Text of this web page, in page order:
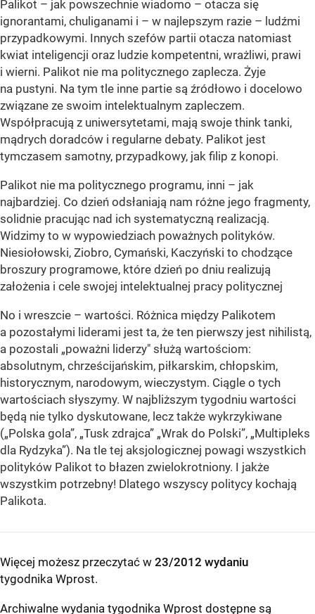
Palikot – jak powszechnie wiadomo – otacza się
ignorantami, chuliganami i – w najlepszym razie – ludźmi
przypadkowymi. Innych szefów partii otacza natomiast
kwiat inteligencji oraz ludzie kompetentni, wrażliwi, prawi
i wierni. Palikot nie ma politycznego zaplecza. Żyje
na pustyni. Na tym tle inne partie są źródłowo i docelowo
związane ze swoim intelektualnym zapleczem.
Współpracują z uniwersytetami, mają swoje think tanki,
mądrych doradców i regularne debaty. Palikot jest
tymczasem samotny, przypadkowy, jak filip z konopi.
Palikot nie ma politycznego programu, inni – jak
najbardziej. Co dzień odsłaniają nam różne jego fragmenty,
solidnie pracując nad ich systematyczną realizacją.
Widzimy to w wypowiedziach poważnych polityków.
Niesiołowski, Ziobro, Cymański, Kaczyński to chodzące
broszury programowe, które dzień po dniu realizują
założenia i cele swojej intelektualnej pracy politycznej
No i wreszcie – wartości. Różnica między Palikotem
a pozostałymi liderami jest ta, że ten pierwszy jest nihilistą,
a pozostali „poważni liderzy" służą wartościom:
absolutnym, chrześcijańskim, piłkarskim, chłopskim,
historycznym, narodowym, wieczystym. Ciągle o tych
wartościach słyszymy. W najbliższym tygodniu wartości
będą nie tylko dyskutowane, lecz także wykrzykiwane
(„Polska gola”, „Tusk zdrajca” „Wrak do Polski”, „Multipleks
dla Rydzyka”). Na tle tej aksjologicznej powagi wszystkich
polityków Palikot to błazen zwielokrotniony. I jakże
wszystkim potrzebny! Dlatego wszyscy politycy kochają
Palikota.
Więcej możesz przeczytać w 23/2012 wydaniu
tygodnika Wprost.
Archiwalne wydania tygodnika Wprost dostępne są